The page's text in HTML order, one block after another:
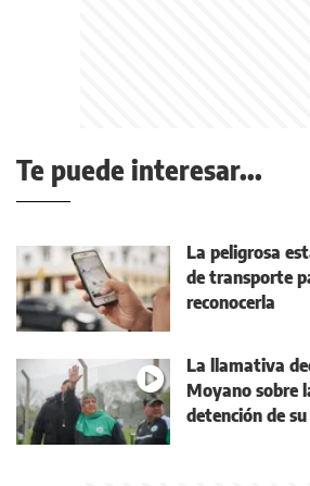
Te puede interesar...
La peligrosa
de transporte
reconocerla
La llamativa
Moyano sobre
detención de